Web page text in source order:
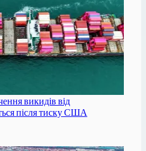
викидів від
після тиску США